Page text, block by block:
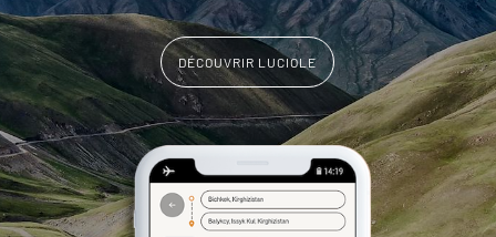
DÉCOUVRIR LUCIOLE